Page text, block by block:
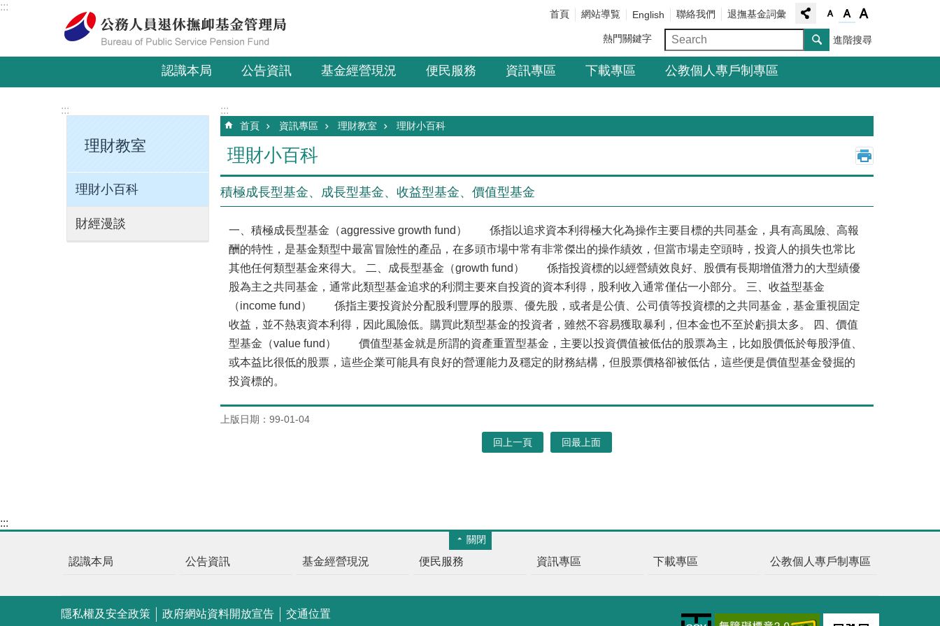
跳到主要內容區塊
:::
首頁 網站導覧 English 聯絡我們 退撫基金詞彙
熱門關鍵字 進階搜尋
認識本局 公告資訊 基金經營現況 便民服務 資訊專區 下載專區 公教個人專戶制專區
:::
理財教室
理財小百科
財經漫談
:::
首頁 資訊專區 理財教室 理財小百科
理財小百科 _
積極成長型基金、成長型基金、收益型基金、價值型基金
一、積極成長型基金（aggressive growth fund）
係指以追求資本利得極大化為操作主要目標的共同基金，具有高風險、高報
酬的特性，是基金類型中最富冒險性的產品，在多頭市場中常有非常傑出的操作績效，但當市場走空頭時，投資人的損失也常比
其他任何類型基金來得大。
二、成長型基金（growth fund）
係指投資標的以經營績效良好、股價有長期增值潛力的大型績優
股為主之共同基金，通常此類型基金追求的利潤主要來自投資的資本利得，股利收入通常僅佔一小部分。 三、收益型基金
（income fund）
係指主要投資於分配股利豐厚的股票、優先股，或者是公債、公司債等投資標的之共同基金，基金重視固定
收益，並不熱衷資本利得，因此風險低。購買此類型基金的投資者，雖然不容易獲取暴利，但本金也不至於虧損太多。
四、價值
型基金（value fund）
價值型基金就是所謂的資產重置型基金，主要以投資價值被低估的股票為主，比如股價低於每股淨值、
或本益比很低的股票，這些企業可能具有良好的營運能力及穩定的財務結構，但股票價格卻被低估，這些便是價值型基金發掘的
投資標的。
上版日期：99-01-04
回上一頁 回最上面
:::
關閉
認識本局 公告資訊 基金經營現況 便民服務 資訊專區 下載專區 公教個人專戶制專區
隱私權及安全政策 政府網站資料開放宣告 交通位置